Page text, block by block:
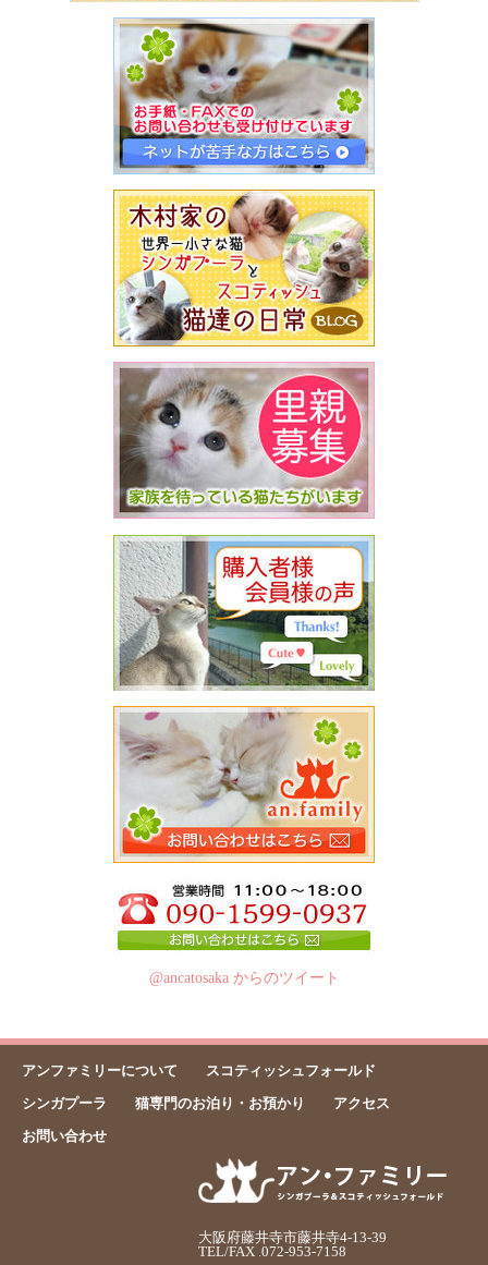
@ancatosaka からのツイート
アンファミリーについて
スコティッシュフォールド
シンガプーラ
猫専門のお泊り・お預かり
アクセス
お問い合わせ
大阪府藤井寺市藤井寺4-13-39
TEL/FAX .072-953-7158